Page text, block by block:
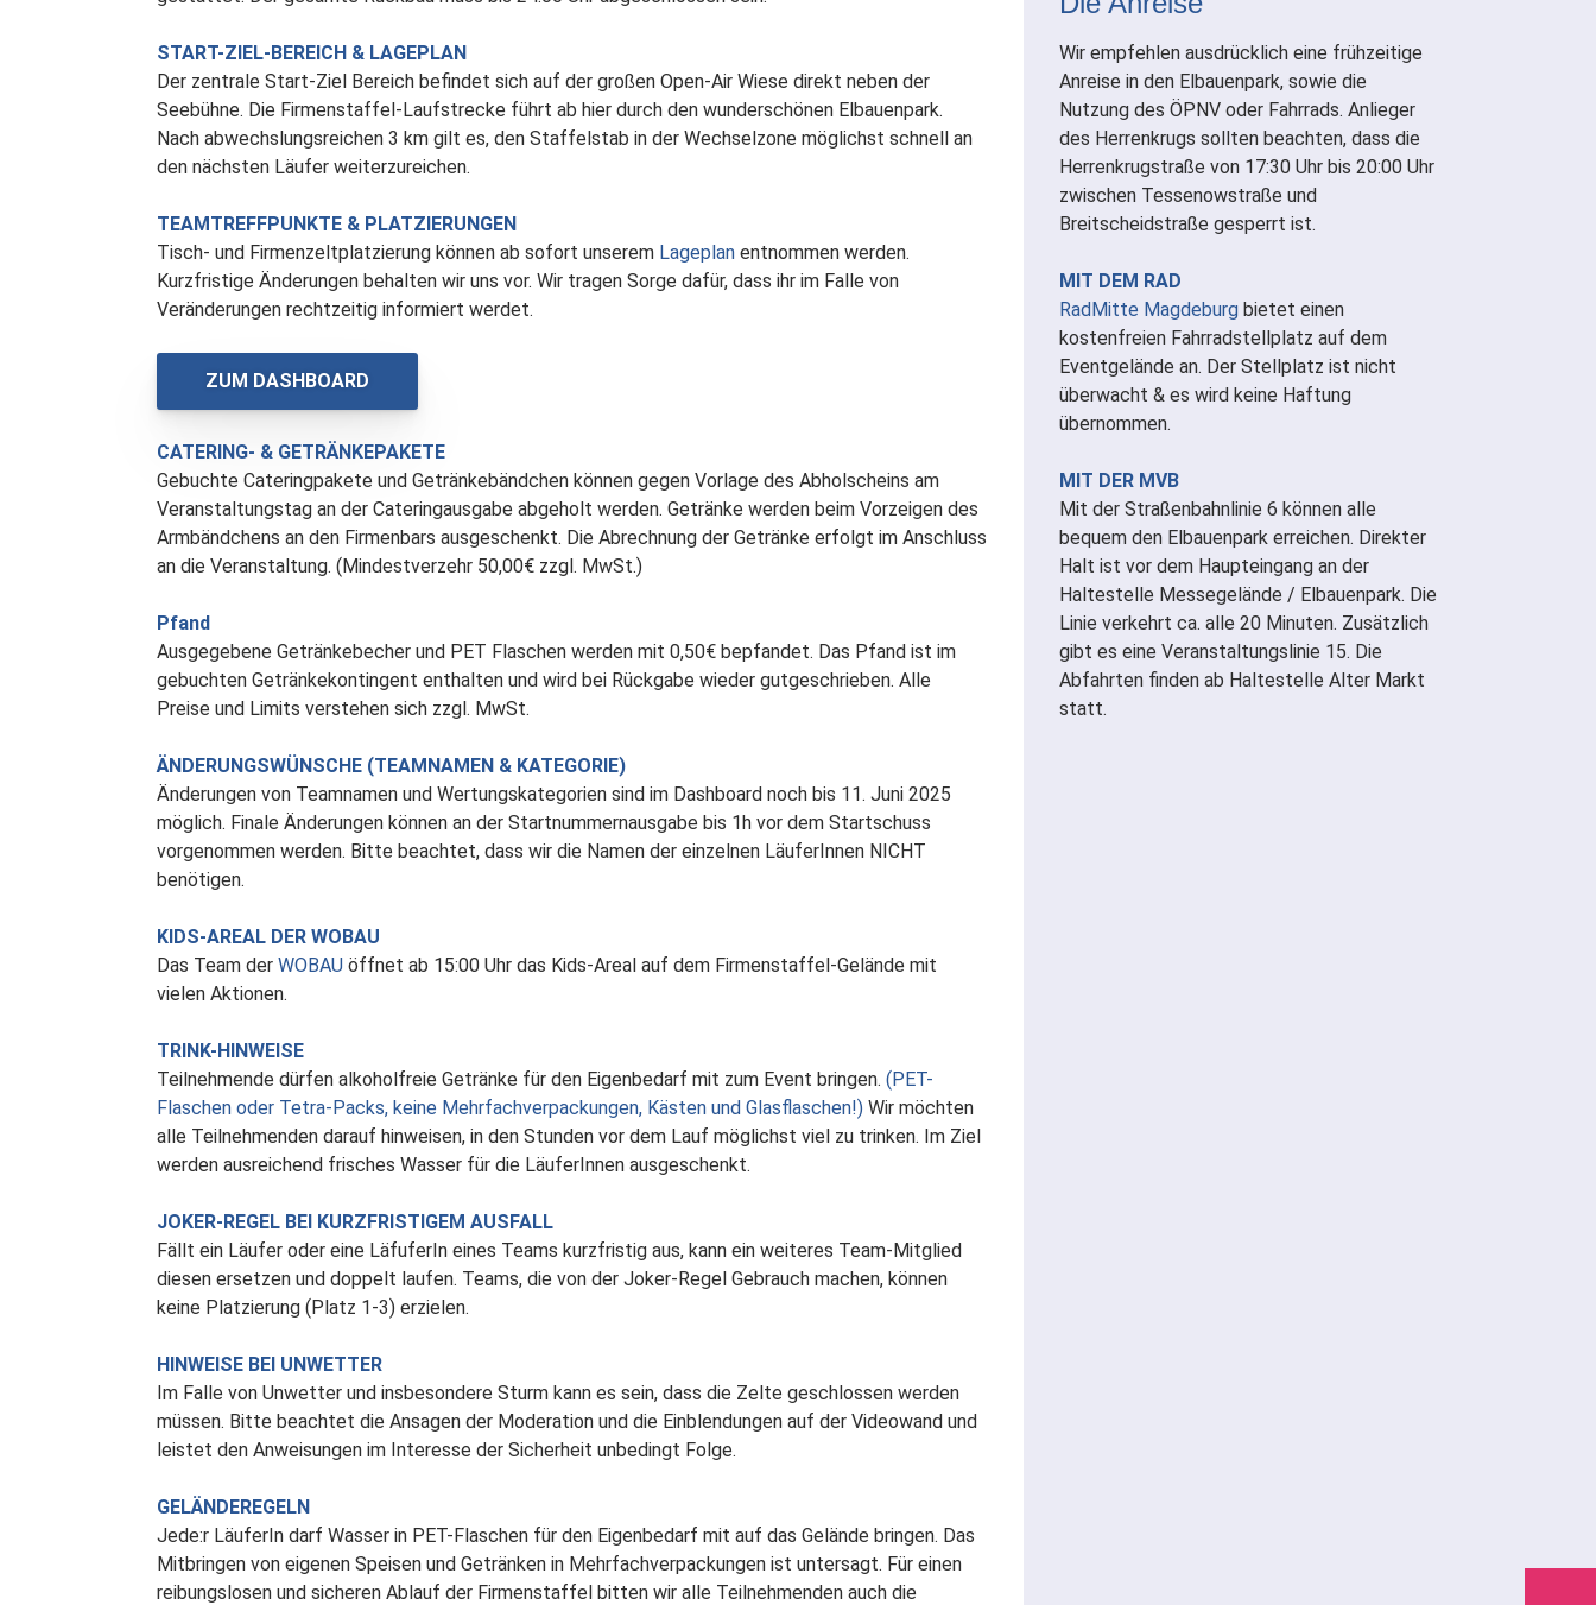
START-ZIEL-BEREICH & LAGEPLAN
Der zentrale Start-Ziel Bereich befindet sich auf der großen Open-Air Wiese direkt neben der
Seebühne. Die Firmenstaffel-Laufstrecke führt ab hier durch den wunderschönen Elbauenpark.
Nach abwechslungsreichen 3 km gilt es, den Staffelstab in der Wechselzone möglichst schnell an
den nächsten Läufer weiterzureichen.
TEAMTREFFPUNKTE & PLATZIERUNGEN
Tisch- und Firmenzeltplatzierung können ab sofort unserem Lageplan entnommen werden.
Kurzfristige Änderungen behalten wir uns vor. Wir tragen Sorge dafür, dass ihr im Falle von
Veränderungen rechtzeitig informiert werdet.
ZUM DASHBOARD
CATERING- & GETRÄNKEPAKETE
Gebuchte Cateringpakete und Getränkebändchen können gegen Vorlage des Abholscheins am
Veranstaltungstag an der Cateringausgabe abgeholt werden. Getränke werden beim Vorzeigen des
Armbändchens an den Firmenbars ausgeschenkt. Die Abrechnung der Getränke erfolgt im Anschluss
an die Veranstaltung. (Mindestverzehr 50,00€ zzgl. MwSt.)
Pfand
Ausgegebene Getränkebecher und PET Flaschen werden mit 0,50€ bepfandet. Das Pfand ist im
gebuchten Getränkekontingent enthalten und wird bei Rückgabe wieder gutgeschrieben. Alle
Preise und Limits verstehen sich zzgl. MwSt.
ÄNDERUNGSWÜNSCHE (TEAMNAMEN & KATEGORIE)
Änderungen von Teamnamen und Wertungskategorien sind im Dashboard noch bis 11. Juni 2025
möglich. Finale Änderungen können an der Startnummernausgabe bis 1h vor dem Startschuss
vorgenommen werden. Bitte beachtet, dass wir die Namen der einzelnen LäuferInnen NICHT
benötigen.
KIDS-AREAL DER WOBAU
Das Team der WOBAU öffnet ab 15:00 Uhr das Kids-Areal auf dem Firmenstaffel-Gelände mit
vielen Aktionen.
TRINK-HINWEISE
Teilnehmende dürfen alkoholfreie Getränke für den Eigenbedarf mit zum Event bringen. (PET-
Flaschen oder Tetra-Packs, keine Mehrfachverpackungen, Kästen und Glasflaschen!) Wir möchten
alle Teilnehmenden darauf hinweisen, in den Stunden vor dem Lauf möglichst viel zu trinken. Im Ziel
werden ausreichend frisches Wasser für die LäuferInnen ausgeschenkt.
JOKER-REGEL BEI KURZFRISTIGEM AUSFALL
Fällt ein Läufer oder eine LäfuferIn eines Teams kurzfristig aus, kann ein weiteres Team-Mitglied
diesen ersetzen und doppelt laufen. Teams, die von der Joker-Regel Gebrauch machen, können
keine Platzierung (Platz 1-3) erzielen.
HINWEISE BEI UNWETTER
Im Falle von Unwetter und insbesondere Sturm kann es sein, dass die Zelte geschlossen werden
müssen. Bitte beachtet die Ansagen der Moderation und die Einblendungen auf der Videowand und
leistet den Anweisungen im Interesse der Sicherheit unbedingt Folge.
GELÄNDEREGELN
Jede:r LäuferIn darf Wasser in PET-Flaschen für den Eigenbedarf mit auf das Gelände bringen. Das
Mitbringen von eigenen Speisen und Getränken in Mehrfachverpackungen ist untersagt. Für einen
reibungslosen und sicheren Ablauf der Firmenstaffel bitten wir alle Teilnehmenden auch die
Wir empfehlen ausdrücklich eine frühzeitige
Anreise in den Elbauenpark, sowie die
Nutzung des ÖPNV oder Fahrrads. Anlieger
des Herrenkrugs sollten beachten, dass die
Herrenkrugstraße von 17:30 Uhr bis 20:00 Uhr
zwischen Tessenowstraße und
Breitscheidstraße gesperrt ist.
MIT DEM RAD
RadMitte Magdeburg bietet einen
kostenfreien Fahrradstellplatz auf dem
Eventgelände an. Der Stellplatz ist nicht
überwacht & es wird keine Haftung
übernommen.
MIT DER MVB
Mit der Straßenbahnlinie 6 können alle
bequem den Elbauenpark erreichen. Direkter
Halt ist vor dem Haupteingang an der
Haltestelle Messegelände / Elbauenpark. Die
Linie verkehrt ca. alle 20 Minuten. Zusätzlich
gibt es eine Veranstaltungslinie 15. Die
Abfahrten finden ab Haltestelle Alter Markt
statt.